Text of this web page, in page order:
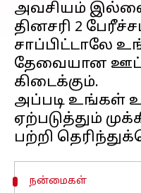
அவசியம்
தினசரி 2
சாப்பிட்டாலே
தேவையான
கிடைக்கும்.
அப்படி உங்கள்
ஏற்படுத்தும்
நன்மைகள்